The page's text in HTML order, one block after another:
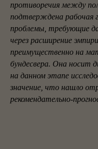
противоречия между
подтверждена рабочая
проблемы, требующие
через расширение
преимущественно на
бундесвера. Она носит
на данном этапе
значение, что нашло
рекомендательно-